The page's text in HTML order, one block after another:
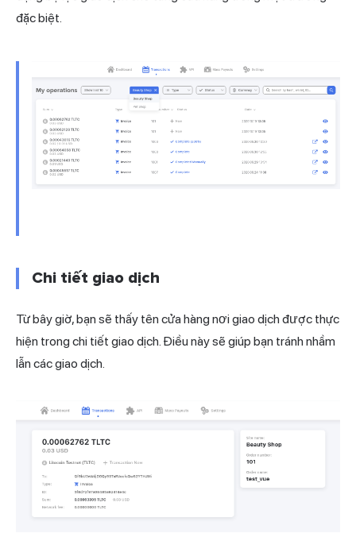
đặc biệt.
Chi tiết giao dịch
Từ bây giờ, bạn sẽ thấy tên cửa hàng nơi giao dịch được thực
hiện trong chi tiết giao dịch. Điều này sẽ giúp bạn tránh nhầm
lẫn các giao dịch.